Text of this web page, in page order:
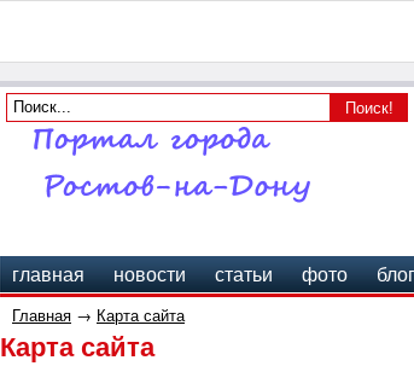
главная новости статьи фото
Главная → Карта сайта
Карта сайта